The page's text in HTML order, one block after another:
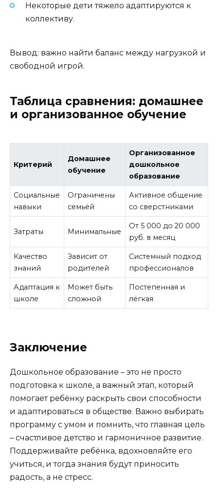
Некоторые дети тяжело адаптируются к
коллективу.
Вывод: важно найти баланс между нагрузкой и
свободной игрой.
Таблица сравнения: домашнее
и организованное обучение
Критерий
Домашнее
обучение
Организованное
дошкольное
образование
Социальные
навыки
Ограничены
семьёй
Активное общение
со сверстниками
Затраты Минимальные
От 5 000 до 20 000
руб. в месяц
Качество
знаний
Зависит от
родителей
Системный подход
профессионалов
Адаптация к
школе
Может быть
сложной
Постепенная и
лёгкая
Заключение
Дошкольное образование – это не просто
подготовка к школе, а важный этап, который
помогает ребёнку раскрыть свои способности
и адаптироваться в обществе. Важно выбирать
программу с умом и помнить, что главная цель
– счастливое детство и гармоничное развитие.
Поддерживайте ребёнка, вдохновляйте его
учиться, и тогда знания будут приносить
радость, а не стресс.